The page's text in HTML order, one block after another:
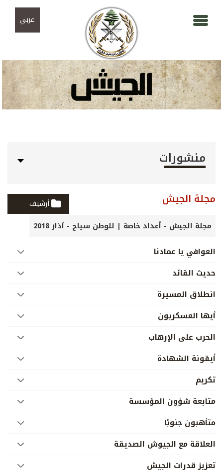
عربي
منشورات
مجلة الجيش
أرشيف
مجلة الجيش - أعداد خاصة | للوطن سياج - آذار 2018
العوافي يا عمادنا
حديث القائد
انطلاق المسيرة
أيها العسكريون
الحرب على الإرهاب
أيقونة الشهادة
تكريم
متابعة شؤون المؤسسة
متأهبون جنوبًا
العلاقة مع الجيوش الصديقة
تعزيز قدرات الجيش